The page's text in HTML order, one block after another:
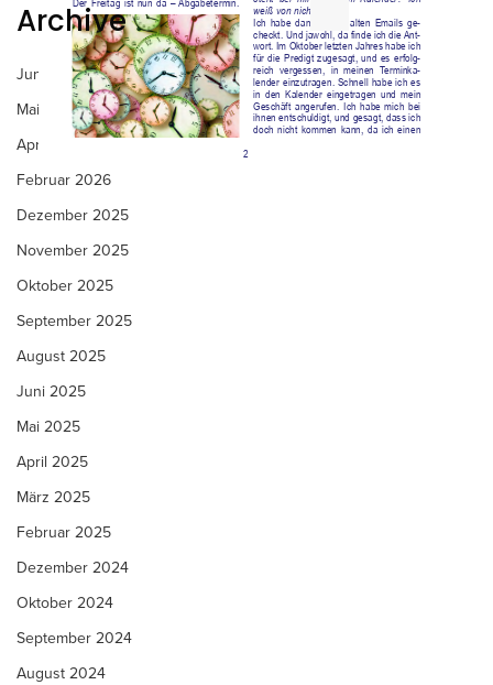
Archive
Juni 2026
Mai 2026
April 2026
Februar 2026
Dezember 2025
November 2025
Oktober 2025
September 2025
August 2025
Juni 2025
Mai 2025
April 2025
März 2025
Februar 2025
Dezember 2024
Oktober 2024
September 2024
August 2024